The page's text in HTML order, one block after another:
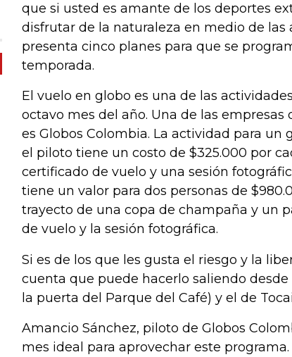
que si usted es amante de los deportes
disfrutar de la naturaleza en medio de las
presenta cinco planes para que se
temporada.
El vuelo en globo es una de las
octavo mes del año. Una de las
es Globos Colombia. La actividad para un
el piloto tiene un costo de $325.000 por
certificado de vuelo y una sesión
tiene un valor para dos personas de
trayecto de una copa de champaña y un
de vuelo y la sesión fotográfica.
Si es de los que les gusta el riesgo y la
cuenta que puede hacerlo saliendo
la puerta del Parque del Café) y el de
Amancio Sánchez, piloto de Globos
mes ideal para aprovechar este programa.